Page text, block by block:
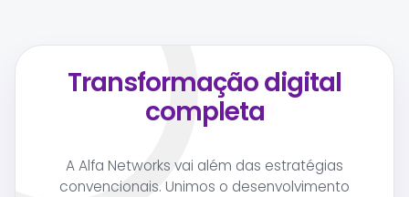
Transformação digital
completa
A Alfa Networks vai além das estratégias
convencionais. Unimos o desenvolvimento